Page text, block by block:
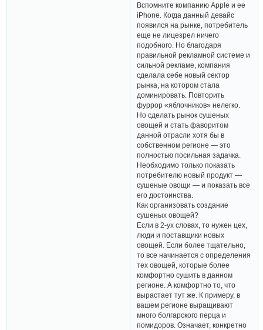
Вспомните компанию Apple и ее
iPhone. Когда данный девайс
появился на рынке, потребитель
еще не лицезрел ничего
подобного. Но благодаря
правильной рекламной системе и
сильной рекламе, компания
сделала себе новый сектор
рынка, на котором стала
доминировать. Повторить
фуррор «яблочников» нелегко.
Но сделать рынок сушеных
овощей и стать фаворитом
данной отрасли хотя бы в
собственном регионе — это
полностью посильная задачка.
Необходимо только показать
потребителю новый продукт —
сушеные овощи — и показать все
его достоинства.
Как организовать создание
сушеных овощей?
Если в 2-ух словах, то нужен цех,
люди и поставщики новых
овощей. Если более тщательно,
то все начинается с определения
тех овощей, которые более
комфортно сушить в данном
регионе. А комфортно то, что
вырастает тут же. К примеру, в
вашем регионе выращивают
много болгарского перца и
помидоров. Означает, конкретно